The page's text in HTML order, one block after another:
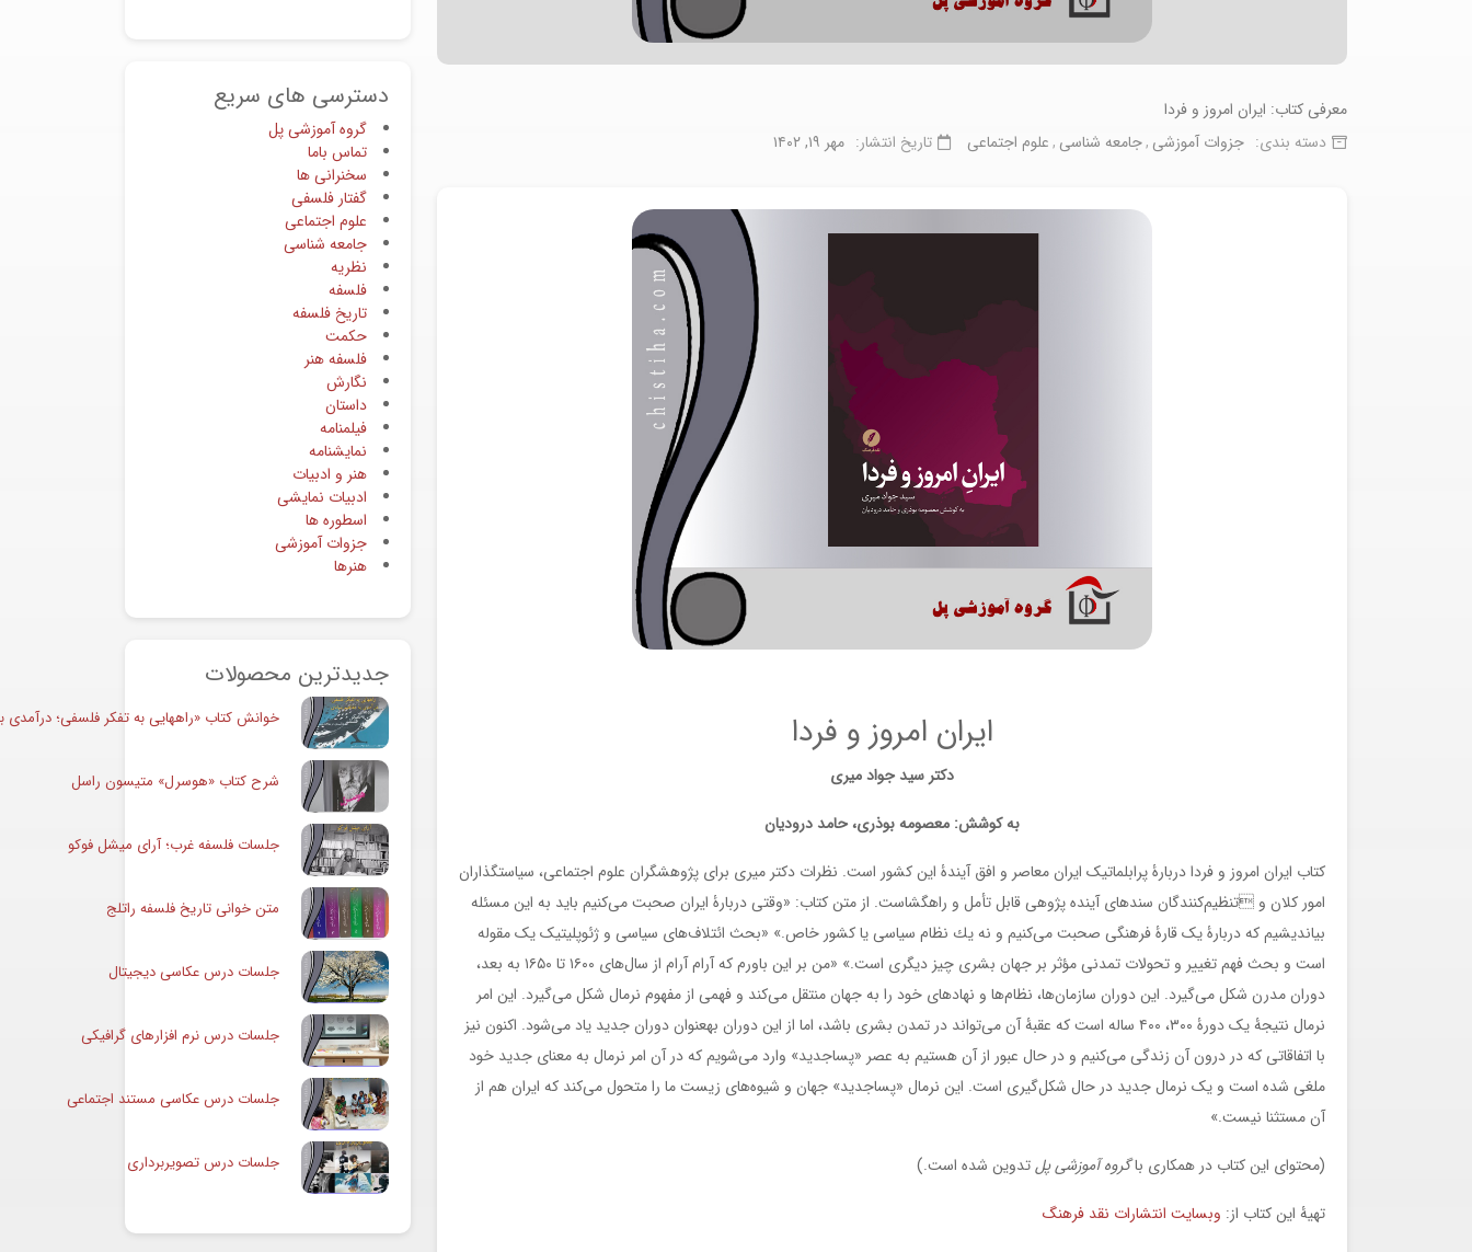
معرفی کتاب: ایران امروز و فردا
دسته بندی: جزوات آموزشی جامعه شناسی علوم اجتماعی تاریخ انتشار: مهر ۱۹, ۱۴۰۲
ایران امروز و فردا
دکتر سید جواد میری
به کوشش: معصومه بوذری، حامد درودیان
کتاب ایران امروز و فردا دربارۀ پرابلماتیک ایران معاصر و افق آیندۀ این کشور است. نظرات دکتر میری برای پژوهشگران علوم اجتماعی، سیاستگذاران
امور کلان و تنظیم‌کنندگان سندهای آینده پژوهی قابل تأمل و راهگشاست. از متن کتاب: «وقتی دربارۀ ایران صحبت می‌كنیم باید به این مسئله
بیاندیشیم که دربارۀ یک قارۀ فرهنگی صحبت می‌كنیم و نه یك نظام سیاسی یا كشور خاص.» «بحث ائتلاف‌های سیاسی و ژئوپلیتیک یک مقوله
است و بحث فهم تغییر و تحولات تمدنی مؤثر بر جهان بشری چیز دیگری است.» «من بر این باورم كه آرام آرام از سال‌های ۱۶۰۰ تا ۱۶۵۰ به بعد،
دوران مدرن شكل می‌گیرد. این دوران سازمان‌ها، نظام‌ها و نهادهای خود را به جهان منتقل می‌كند و فهمی از مفهوم نرمال شكل می‌گیرد. این امر
نرمال نتیجۀ یک دورۀ ۳۰۰، ۴۰۰ ساله است كه عقبۀ آن می‌تواند در تمدن بشری باشد، اما از این دوران به‎عنوان دوران جدید یاد می‌شود. اکنون نیز
با اتفاقاتی كه در درون آن زندگی می‌كنیم و در حال عبور از آن هستیم به عصر «پساجدید» وارد می‌شویم كه در آن امر نرمال به معنای جدید خود
ملغی شده است و یک نرمال جدید در حال شكل‌گیری است. این نرمال «پساجدید» جهان و شیوه‌های زیست ما را متحول می‌كند که ایران هم از
آن مستثنا نیست.»
(محتوای این کتاب در همکاری باگروه آموزشی پلتدوین شده است.)
تهیۀ این کتاب از: وبسایت انتشارات نقد فرهنگ
دسترسی های سریع
گروه آموزشی پل
تماس باما
سخنرانی ها
گفتار فلسفی
علوم اجتماعی
جامعه شناسی
نظریه
فلسفه
تاریخ فلسفه
حکمت
فلسفه هنر
نگارش
داستان
فیلمنامه
نمایشنامه
هنر و ادبیات
ادبیات نمایشی
اسطوره ها
جزوات آموزشی
هنرها
جدیدترین محصولات
خوانش کتاب «راههایی به تفکر فلسفی؛ درآمدی
شرح کتاب «هوسرل» متیسون راسل
جلسات فلسفه غرب؛ آرای میشل فوکو
متن خوانی تاریخ فلسفه راتلج
جلسات درس عکاسی دیجیتال
جلسات درس نرم افزارهای گرافیکی
جلسات درس عکاسی مستند اجتماعی
جلسات درس تصویربرداری